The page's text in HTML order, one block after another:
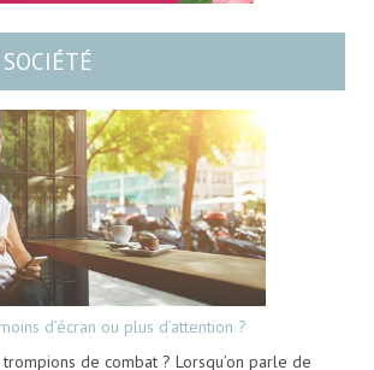
d’écran ou plus d’attention ?
trompions de combat ? Lorsqu’on parle de